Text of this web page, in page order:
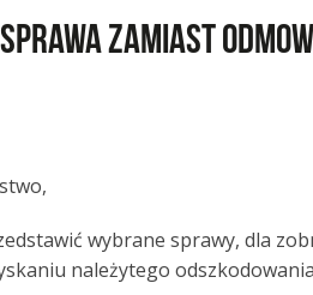
zamiast
wybrane sprawy, dla
należytego